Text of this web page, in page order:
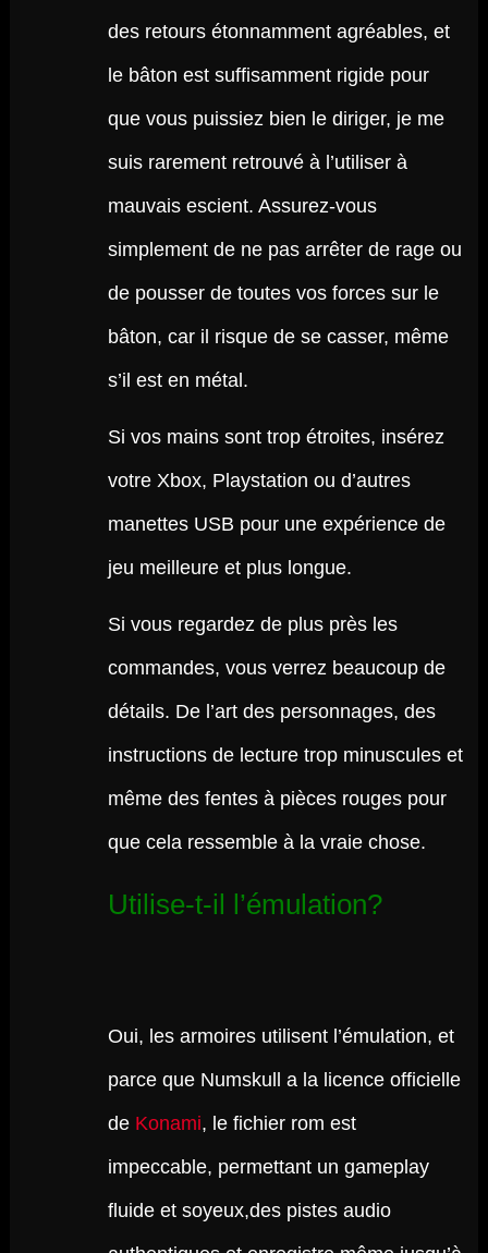
des retours étonnamment agréables, et
le bâton est suffisamment rigide pour
que vous puissiez bien le diriger, je me
suis rarement retrouvé à l’utiliser à
mauvais escient. Assurez-vous
simplement de ne pas arrêter de rage ou
de pousser de toutes vos forces sur le
bâton, car il risque de se casser, même
s’il est en métal.
Si vos mains sont trop étroites, insérez
votre Xbox, Playstation ou d’autres
manettes USB pour une expérience de
jeu meilleure et plus longue.
Si vous regardez de plus près les
commandes, vous verrez beaucoup de
détails. De l’art des personnages, des
instructions de lecture trop minuscules et
même des fentes à pièces rouges pour
que cela ressemble à la vraie chose.
Utilise-t-il l’émulation?
Oui, les armoires utilisent l’émulation, et
parce que Numskull a la licence officielle
de Konami, le fichier rom est
impeccable, permettant un gameplay
fluide et soyeux,des pistes audio